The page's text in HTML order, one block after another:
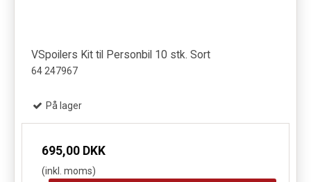
VSpoilers Kit til Personbil 10 stk. Sort
64 247967
På lager
695,00 DKK
(inkl. moms)